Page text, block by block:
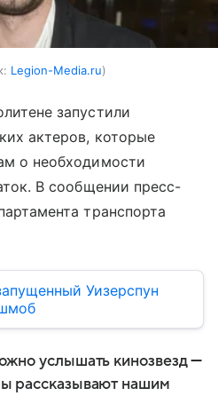
Legion-Media.ru
запустили
актеров, которые
о необходимости
В сообщении пресс-
транспорта
Уизерспун
услышать кинозвезд —
рассказывают нашим